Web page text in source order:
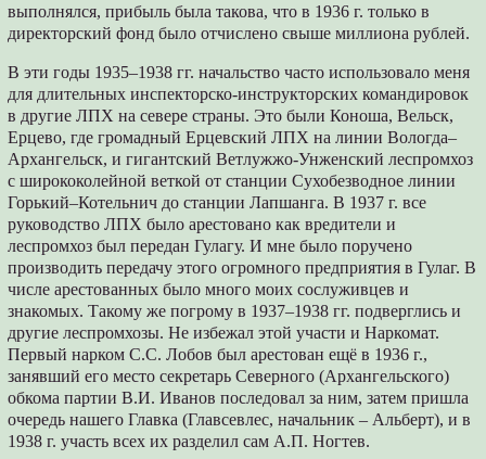
выполнялся, прибыль была такова, что в 1936 г. только в
директорский фонд было отчислено свыше миллиона рублей.
В эти годы 1935–1938 гг. начальство часто использовало меня
для длительных инспекторско-инструкторских командировок
в другие ЛПХ на севере страны. Это были Коноша, Вельск,
Ерцево, где громадный Ерцевский ЛПХ на линии Вологда–
Архангельск, и гигантский Ветлужжо-Унженский леспромхоз
с ширококолейной веткой от станции Сухобезводное линии
Горький–Котельнич до станции Лапшанга. В 1937 г. все
руководство ЛПХ было арестовано как вредители и
леспромхоз был передан Гулагу. И мне было поручено
производить передачу этого огромного предприятия в Гулаг. В
числе арестованных было много моих сослуживцев и
знакомых. Такому же погрому в 1937–1938 гг. подверглись и
другие леспромхозы. Не избежал этой участи и Наркомат.
Первый нарком С.С. Лобов был арестован ещё в 1936 г.,
занявший его место секретарь Северного (Архангельского)
обкома партии В.И. Иванов последовал за ним, затем пришла
очередь нашего Главка (Главсевлес, начальник – Альберт), и в
1938 г. участь всех их разделил сам А.П. Ногтев.